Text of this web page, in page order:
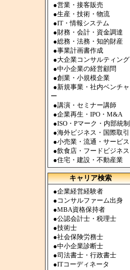
●営業・接客販売
●生産・技術・物流
●IT・情報システム
●財務・会計・資金調達
●総務・法務・知的財産
●事業計画書作成
●大企業コンサルティング
●中小企業の経営顧問
●創業・小規模企業
●新規事業・社内ベンチャ
ー
●講演・セミナー講師
●企業再生・IPO・M&A
●ISO・Pマーク・内部統制
●海外ビジネス・国際取引
●小売業・流通・サービス
●飲食店・フードビジネス
●住宅・建設・不動産業
キャリア検索
●企業経営経験者
● コンサルファーム出身
●MBA資格保持者
●公認会計士・税理士
●技術士
●社会保険労務士
●中小企業診断士
●司法書士・行政書士
●ITコーディネータ